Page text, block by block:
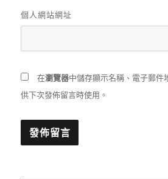
個人網站網址
在瀏覽器中儲存顯示名稱、電子郵件
供下次發佈留言時使用。